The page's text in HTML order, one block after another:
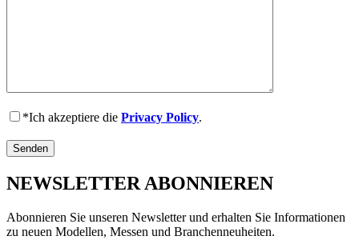
*Ich akzeptiere die Privacy Policy.
NEWSLETTER ABONNIEREN
Abonnieren Sie unseren Newsletter und erhalten Sie Informationen
zu neuen Modellen, Messen und Branchenneuheiten.